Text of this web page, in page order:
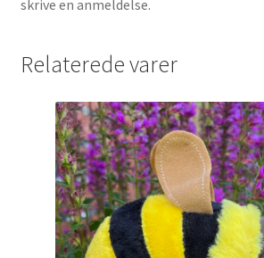
skrive en anmeldelse.
Relaterede varer